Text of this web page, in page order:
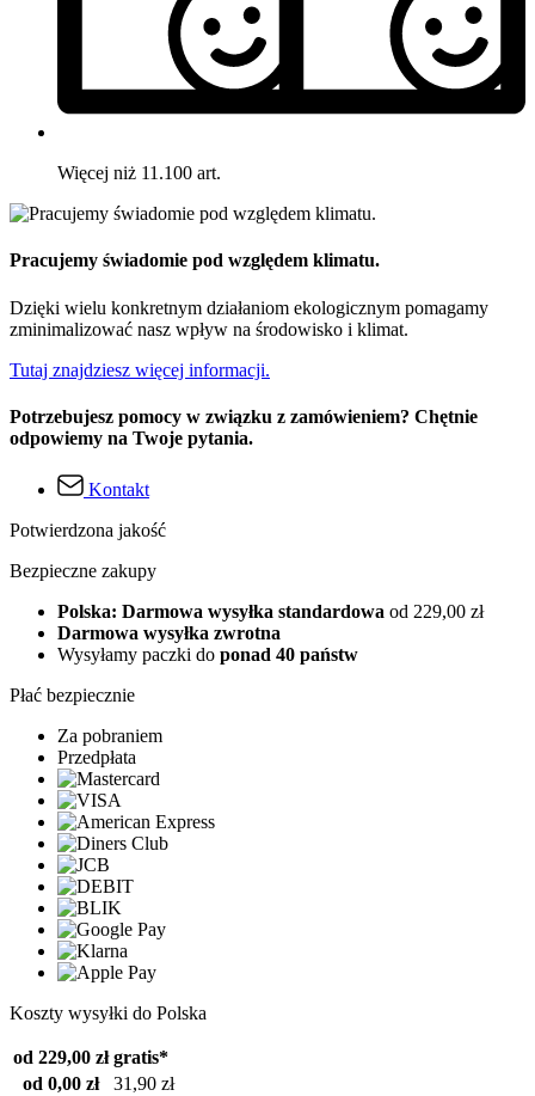
Więcej niż 11.100 art.
Pracujemy świadomie pod względem klimatu.
Dzięki wielu konkretnym działaniom ekologicznym pomagamy
zminimalizować nasz wpływ na środowisko i klimat.
Tutaj znajdziesz więcej informacji.
Potrzebujesz pomocy w związku z zamówieniem? Chętnie
odpowiemy na Twoje pytania.
Kontakt
Potwierdzona jakość
Bezpieczne zakupy
Polska: Darmowa wysyłka standardowa od 229,00 zł
Darmowa wysyłka zwrotna
Wysyłamy paczki do ponad 40 państw
Płać bezpiecznie
Za pobraniem
Przedpłata
Koszty wysyłki do Polska
od 229,00 zł gratis*
od 0,00 zł
31,90 zł